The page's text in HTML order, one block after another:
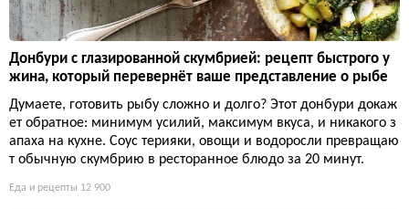
Донбури с глазированной скумбрией: рецепт быстрого у
жина, который перевернёт ваше представление о рыбе
Думаете, готовить рыбу сложно и долго? Этот донбури докаж
ет обратное: минимум усилий, максимум вкуса, и никакого з
апаха на кухне. Соус терияки, овощи и водоросли превращаю
т обычную скумбрию в ресторанное блюдо за 20 минут.
Еда и рецепты 12 900